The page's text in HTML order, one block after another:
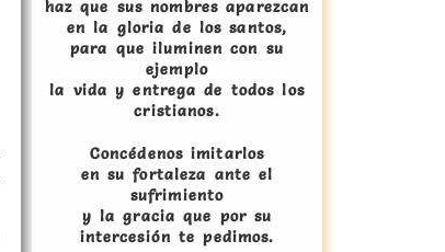
haz que sus nombres aparezcan
en la gloria de los santos,
para que iluminen con su
ejemplo
la vida y entrega de todos los
cristianos.
Concédenos imitarlos
en su fortaleza ante el
sufrimiento
y la gracia que por su
intercesión te pedimos.